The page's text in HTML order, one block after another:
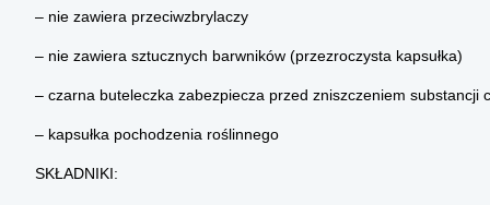
– nie zawiera przeciwzbrylaczy
– nie zawiera sztucznych barwników (przezroczysta kapsułka)
– czarna buteleczka zabezpiecza przed zniszczeniem substancji
– kapsułka pochodzenia roślinnego
SKŁADNIKI: